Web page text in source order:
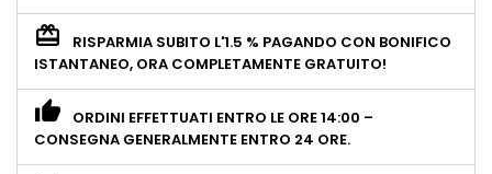
RISPARMIA SUBITO L'1.5 % PAGANDO CON BONIFICO
ISTANTANEO, ORA COMPLETAMENTE GRATUITO!
ORDINI EFFETTUATI ENTRO LE ORE 14:00 –
CONSEGNA GENERALMENTE ENTRO 24 ORE.